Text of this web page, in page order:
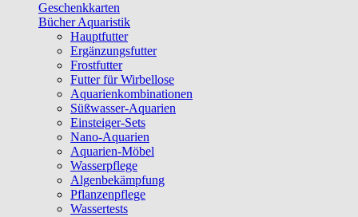
Geschenkkarten
Bücher Aquaristik
Hauptfutter
Ergänzungsfutter
Frostfutter
Futter für Wirbellose
Aquarienkombinationen
Süßwasser-Aquarien
Einsteiger-Sets
Nano-Aquarien
Aquarien-Möbel
Wasserpflege
Algenbekämpfung
Pflanzenpflege
Wassertests